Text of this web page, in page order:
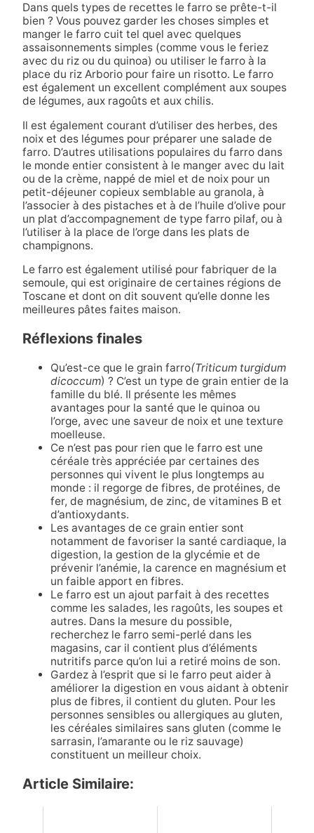
Dans quels types de recettes le farro se prête-t-il
bien ? Vous pouvez garder les choses simples et
manger le farro cuit tel quel avec quelques
assaisonnements simples (comme vous le feriez
avec du riz ou du quinoa) ou utiliser le farro à la
place du riz Arborio pour faire un risotto. Le farro
est également un excellent complément aux soupes
de légumes, aux ragoûts et aux chilis.
Il est également courant d’utiliser des herbes, des
noix et des légumes pour préparer une salade de
farro. D’autres utilisations populaires du farro dans
le monde entier consistent à le manger avec du lait
ou de la crème, nappé de miel et de noix pour un
petit-déjeuner copieux semblable au granola, à
l’associer à des pistaches et à de l’huile d’olive pour
un plat d’accompagnement de type farro pilaf, ou à
l’utiliser à la place de l’orge dans les plats de
champignons.
Le farro est également utilisé pour fabriquer de la
semoule, qui est originaire de certaines régions de
Toscane et dont on dit souvent qu’elle donne les
meilleures pâtes faites maison.
Réflexions finales
Qu’est-ce que le grain farro(Triticum turgidum
dicoccum) ? C’est un type de grain entier de la
famille du blé. Il présente les mêmes
avantages pour la santé que le quinoa ou
l’orge, avec une saveur de noix et une texture
moelleuse.
Ce n’est pas pour rien que le farro est une
céréale très appréciée par certaines des
personnes qui vivent le plus longtemps au
monde : il regorge de fibres, de protéines, de
fer, de magnésium, de zinc, de vitamines B et
d’antioxydants.
Les avantages de ce grain entier sont
notamment de favoriser la santé cardiaque, la
digestion, la gestion de la glycémie et de
prévenir l’anémie, la carence en magnésium et
un faible apport en fibres.
Le farro est un ajout parfait à des recettes
comme les salades, les ragoûts, les soupes et
autres. Dans la mesure du possible,
recherchez le farro semi-perlé dans les
magasins, car il contient plus d’éléments
nutritifs parce qu’on lui a retiré moins de son.
Gardez à l’esprit que si le farro peut aider à
améliorer la digestion en vous aidant à obtenir
plus de fibres, il contient du gluten. Pour les
personnes sensibles ou allergiques au gluten,
les céréales similaires sans gluten (comme le
sarrasin, l’amarante ou le riz sauvage)
constituent un meilleur choix.
Article Similaire: